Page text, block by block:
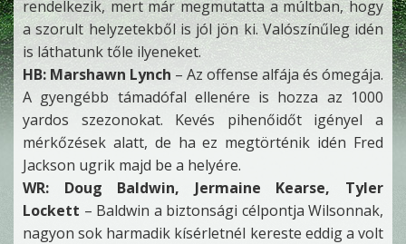
rendelkezik, mert már megmutatta a múltban, hogy
a szorult helyzetekből is jól jön ki. Valószínűleg idén
is láthatunk tőle ilyeneket.
HB: Marshawn Lynch – Az offense alfája és ómegája.
A gyengébb támadófal ellenére is hozza az 1000
yardos szezonokat. Kevés pihenőidőt igényel a
mérkőzések alatt, de ha ez megtörténik idén Fred
Jackson ugrik majd be a helyére.
WR: Doug Baldwin, Jermaine Kearse, Tyler
Lockett – Baldwin a biztonsági célpontja Wilsonnak,
nagyon sok harmadik kísérletnél kereste eddig a volt